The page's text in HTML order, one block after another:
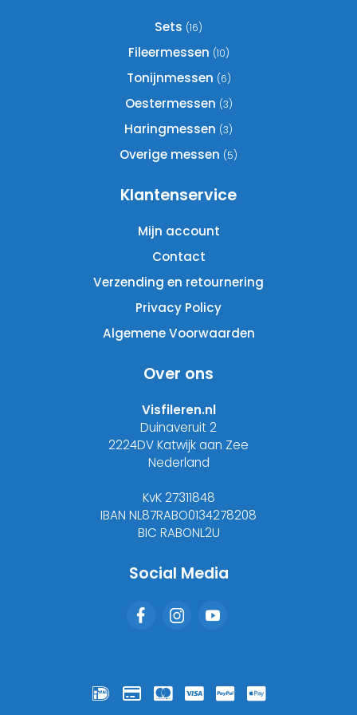
productpagina
Sets (16)
Fileermessen (10)
Tonijnmessen (6)
Oestermessen (3)
Haringmessen (3)
Overige messen (5)
Klantenservice
Mijn account
Contact
Verzending en retournering
Privacy Policy
Algemene Voorwaarden
Over ons
Visfileren.nl
Duinaveruit 2
2224DV Katwijk aan Zee
Nederland
KvK 27311848
IBAN NL87RABO0134278208
BIC RABONL2U
Social Media